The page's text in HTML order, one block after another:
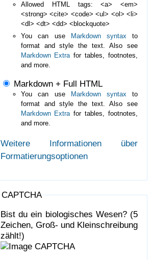
Allowed HTML tags: <a> <em>
<strong> <cite> <code> <ul> <ol> <li>
<dl> <dt> <dd> <blockquote>
You can use
Markdown syntax to
format and style the text. Also see
Markdown Extrafor tables, footnotes,
and more.
Markdown + Full HTML
You can use Markdown syntax to
format and style the text. Also see
Markdown Extrafor tables, footnotes,
and more.
Weitere Informationen über
Formatierungsoptionen
CAPTCHA
Bist du ein biologisches Wesen? (5
Zeichen, Groß- und Kleinschreibung
zählt!)